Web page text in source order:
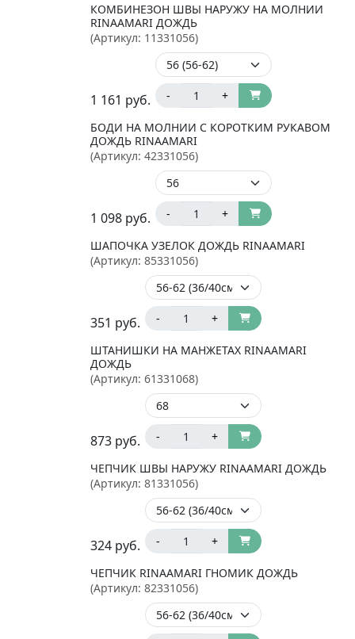
КОМБИНЕЗОН ШВЫ НАРУЖУ НА МОЛНИИ
RINAAMARI ДОЖДЬ
(Артикул: 11331056)
1 161 руб. - +
БОДИ НА МОЛНИИ С КОРОТКИМ РУКАВОМ
ДОЖДЬ RINAAMARI
(Артикул: 42331056)
1 098 руб. - +
ШАПОЧКА УЗЕЛОК ДОЖДЬ RINAAMARI
(Артикул: 85331056)
351 руб. - +
ШТАНИШКИ НА МАНЖЕТАХ RINAAMARI
ДОЖДЬ
(Артикул: 61331068)
873 руб. - +
ЧЕПЧИК ШВЫ НАРУЖУ RINAAMARI ДОЖДЬ
(Артикул: 81331056)
324 руб. - +
ЧЕПЧИК RINAAMARI ГНОМИК ДОЖДЬ
(Артикул: 82331056)